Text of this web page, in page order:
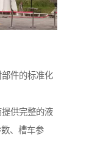
件的标准化
供完整的液
、槽车参